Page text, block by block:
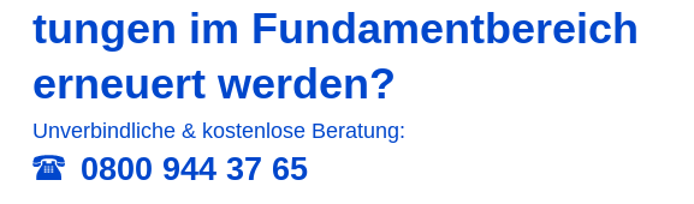
tungen im Funda­ment­bereich
erneuert werden?
Unver­bind­liche & kosten­lose Beratung:
0800 944 37 65